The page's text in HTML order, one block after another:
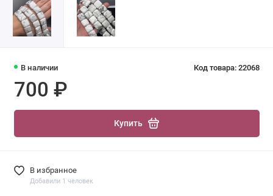
В наличии Код товара: 22068
700 ₽
Купить
В избранное
Добавили 1 человек